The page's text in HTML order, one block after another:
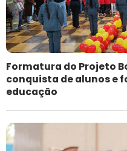
Formatura do Projeto
conquista de alunos e
educação